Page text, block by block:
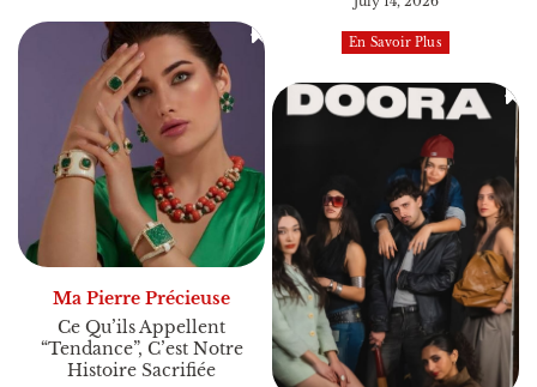
En Savoir Plus
Ma Pierre Précieuse
Ce Qu’ils Appellent
“tendance”, C’est Notre
Histoire Sacrifiée